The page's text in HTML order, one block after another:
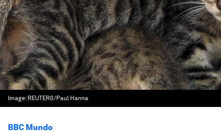
Image: REUTERS/Paul Hanna
BBC Mundo